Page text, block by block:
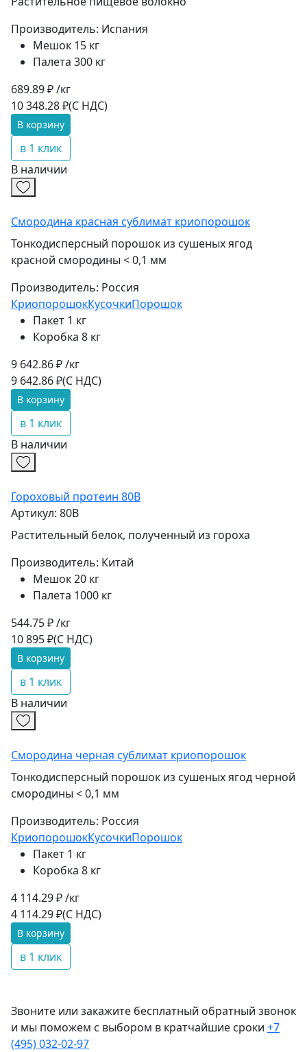
Производитель: Испания
Мешок 15 кг
Палета 300 кг
689.89 ₽ /кг
10 348.28 ₽(С НДС)
В корзину
в 1 клик
В наличии
Смородина красная сублимат криопорошок
Тонкодисперсный порошок из сушеных ягод
красной смородины < 0,1 мм
Производитель: Россия
КриопорошокКусочкиПорошок
Пакет 1 кг
Коробка 8 кг
9 642.86 ₽ /кг
9 642.86 ₽(С НДС)
В корзину
в 1 клик
В наличии
Гороховый протеин 80B
Артикул: 80B
Растительный белок, полученный из гороха
Производитель: Китай
Мешок 20 кг
Палета 1000 кг
544.75 ₽ /кг
10 895 ₽(С НДС)
В корзину
в 1 клик
В наличии
Смородина черная сублимат криопорошок
Тонкодисперсный порошок из сушеных ягод черной
смородины < 0,1 мм
Производитель: Россия
КриопорошокКусочкиПорошок
Пакет 1 кг
Коробка 8 кг
4 114.29 ₽ /кг
4 114.29 ₽(С НДС)
В корзину
в 1 клик
Звоните или закажите бесплатный обратный звонок
и мы поможем с выбором в кратчайшие сроки +7
(495) 032-02-97